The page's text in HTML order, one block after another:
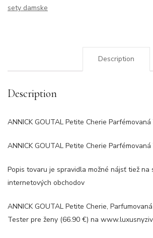
sety damske
Description
Description
ANNICK GOUTAL Petite Cherie Parfémovaná
ANNICK GOUTAL Petite Cherie Parfémovaná
Popis tovaru je spravidla možné nájsť tiež na
internetových obchodov
ANNICK GOUTAL Petite Cherie,
Tester pre ženy (66.90 €) na